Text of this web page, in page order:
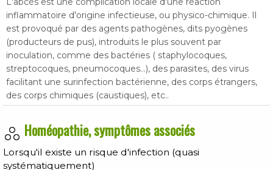
inflammatoire d'origine infectieuse, ou physico-chimique. Il
est provoqué par des agents pathogènes, dits pyogènes
(producteurs de pus), introduits le plus souvent par
inoculation, comme des bactéries ( staphylocoques,
streptocoques, pneumocoques...), des parasites, des virus
facilitant une surinfection bactérienne, des corps étrangers,
des corps chimiques (caustiques), etc..
Homéopathie, symptômes associés
Lorsqu'il existe un risque d'infection (quasi
systématiquement)